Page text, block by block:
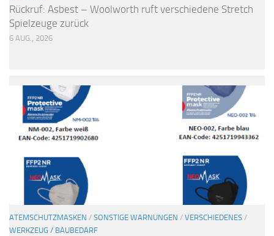
Rückruf: Asbest – Woolworth ruft verschiedene Stretch
Spielzeuge zurück
6 AUG., 2026
ATEMSCHUTZMASKEN / SONSTIGE WARNUNGEN / VERSCHIEDENES /
WERKZEUG / BAUBEDARF